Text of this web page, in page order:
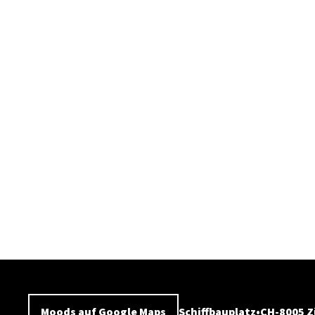
Moods auf Google Maps Schiffbauplatz CH-8005